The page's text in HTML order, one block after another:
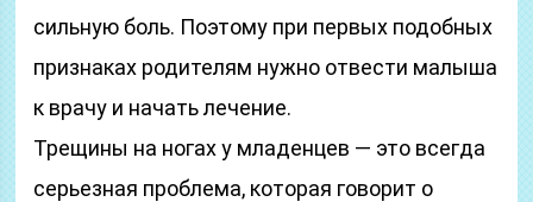
сильную боль. Поэтому при первых подобных
признаках родителям нужно отвести малыша
к врачу и начать лечение.
Трещины на ногах у младенцев — это всегда
серьезная проблема, которая говорит о